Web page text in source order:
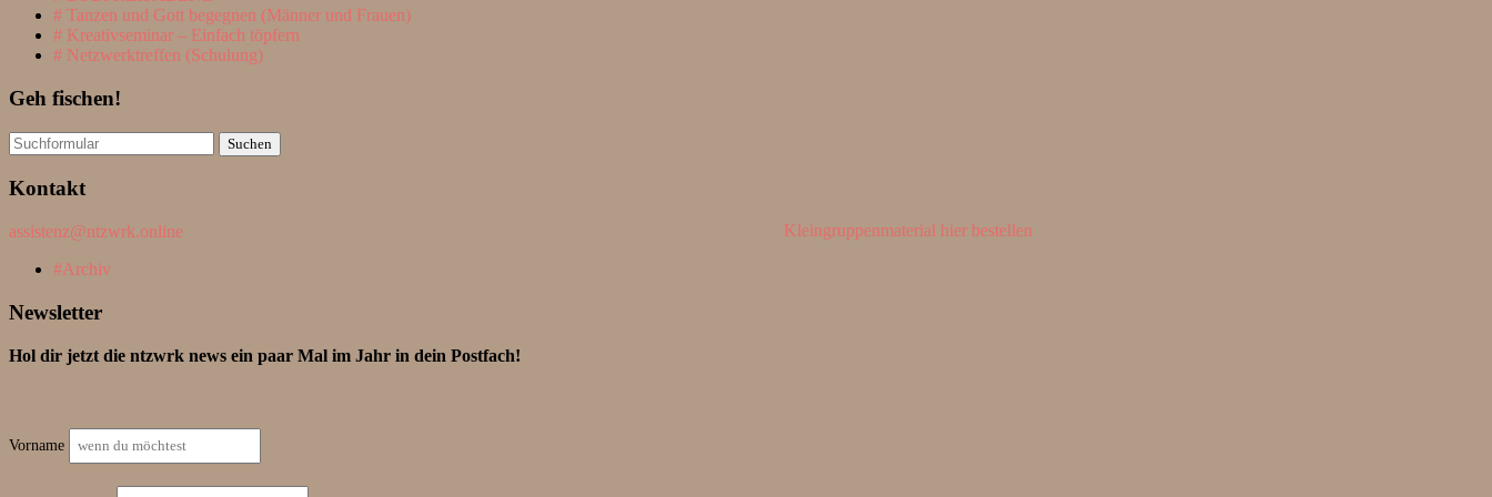
Kleingruppenmaterial hier bestellen
Tanzen und Gott begegnen (Männer und Frauen)
Kreativseminar – Einfach töpfern
Netzwerktreffen (Schulung)
Geh fischen!
Suchen
nach:
Kontakt
assistenz@ntzwrk.online
Archiv
Newsletter
Hol dir jetzt die ntzwrk news ein paar Mal im Jahr in dein Postfach!
Vorname